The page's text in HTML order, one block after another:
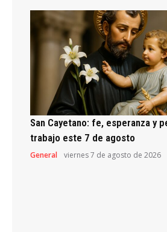
San Cayetano: fe, esperanza y
trabajo este 7 de agosto
General viernes 7 de agosto de 2026